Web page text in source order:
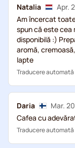
Natalia
Apr.
Am încercat
spun că este cea
disponibilă :)
aromă,
lapte
Traducere automată
Daria
Mar.
Cafea cu
Traducere automată